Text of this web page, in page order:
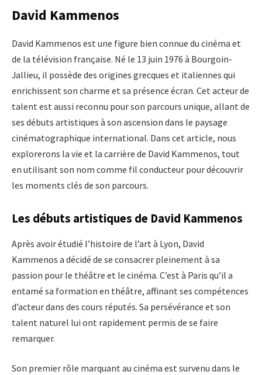
David Kammenos
David Kammenos est une figure bien connue du cinéma et
de la télévision française. Né le 13 juin 1976 à Bourgoin-
Jallieu, il possède des origines grecques et italiennes qui
enrichissent son charme et sa présence écran. Cet acteur de
talent est aussi reconnu pour son parcours unique, allant de
ses débuts artistiques à son ascension dans le paysage
cinématographique international. Dans cet article, nous
explorerons la vie et la carrière de David Kammenos, tout
en utilisant son nom comme fil conducteur pour découvrir
les moments clés de son parcours.
Les débuts artistiques de David Kammenos
Après avoir étudié l’histoire de l’art à Lyon, David
Kammenos a décidé de se consacrer pleinement à sa
passion pour le théâtre et le cinéma. C’est à Paris qu’il a
entamé sa formation en théâtre, affinant ses compétences
d’acteur dans des cours réputés. Sa persévérance et son
talent naturel lui ont rapidement permis de se faire
remarquer.
Son premier rôle marquant au cinéma est survenu dans le